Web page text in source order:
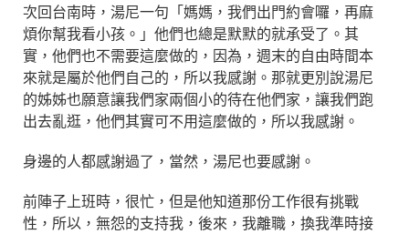
次回台南時，湯尼一句「媽媽，我們出門約會囉，再麻
煩你幫我看小孩。」他們也總是默默的就承受了。其
實，他們也不需要這麼做的，因為，週末的自由時間本
來就是屬於他們自己的，所以我感謝。那就更別說湯尼
的姊姊也願意讓我們家兩個小的待在他們家，讓我們跑
出去亂逛，他們其實可不用這麼做的，所以我感謝。
身邊的人都感謝過了，當然，湯尼也要感謝。
前陣子上班時，很忙，但是他知道那份工作很有挑戰
性，所以，無怨的支持我，後來，我離職，換我準時接